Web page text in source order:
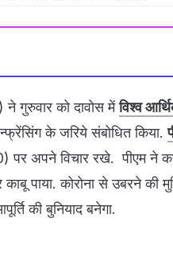
ने गुरुवार को दावोस मेंविश्व
के जरिये संबोधित किया.
अपने विचार रखे. पीएम ने
पाया. कोरोना से उबरने की
की बुनियाद बनेगा.